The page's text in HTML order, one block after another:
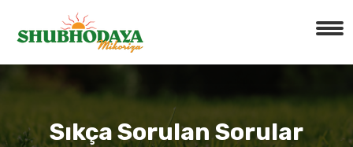
Sıkça Sorulan Sorular